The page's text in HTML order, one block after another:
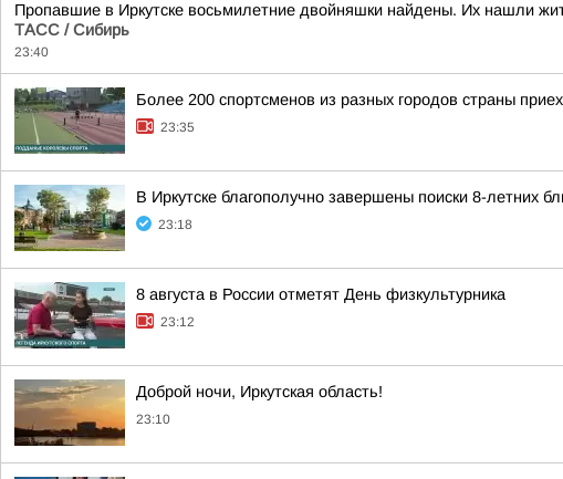
Пропавшие в Иркутске восьмилетние двойняшки найдены. Их нашли
ТАСС / Сибирь
23:40
Более 200 спортсменов из разных городов страны
23:35
В Иркутске благополучно завершены поиски 8-летних
23:18
8 августа в России отметят День физкультурника
23:12
Доброй ночи, Иркутская область!
23:10